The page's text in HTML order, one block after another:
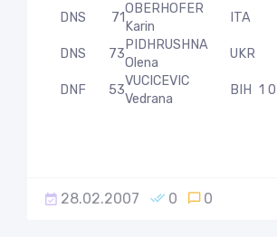
DNS 71
OBERHOFER
Karin
ITA
DNS 73
PIDHRUSHNA
Olena
UKR
DNF 53
VUCICEVIC
Vedrana
BIH 1 0
28.02.2007 0 0